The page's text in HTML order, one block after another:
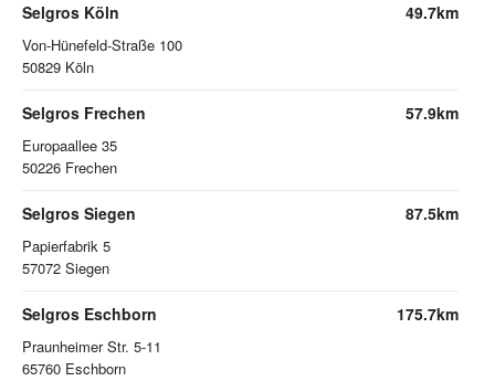
Selgros Köln
Von-Hünefeld-Straße 100
50829 Köln
49.7km
Selgros Frechen
Europaallee 35
50226 Frechen
57.9km
Selgros Siegen
Papierfabrik 5
57072 Siegen
87.5km
Selgros Eschborn
Praunheimer Str. 5-11
65760 Eschborn
175.7km